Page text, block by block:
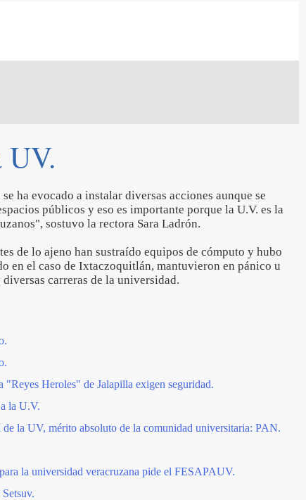
UV.
ha evocado a instalar diversas acciones aunque se
públicos y eso es importante porque la U.V. es la
sostuvo la rectora Sara Ladrón.
de lo ajeno han sustraído equipos de cómputo y hubo
en el caso de Ixtaczoquitlán, mantuvieron en pánico u
carreras de la universidad.
"Reyes Heroles" de Jalapilla exigen seguridad.
la U.V.
la UV, mérito absoluto de la comunidad universitaria: PAN.
la universidad veracruzana pide el FESAPAUV.